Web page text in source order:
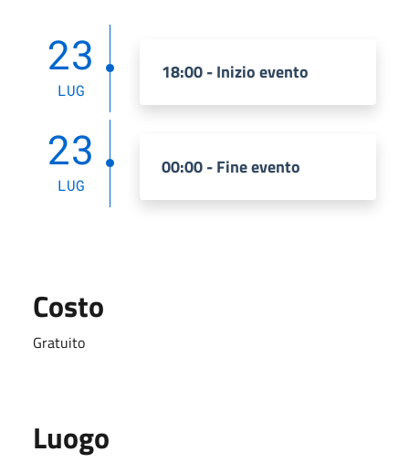
23
LUG
18:00 - Inizio evento
23
LUG
00:00 - Fine evento
Costo
Gratuito
Luogo